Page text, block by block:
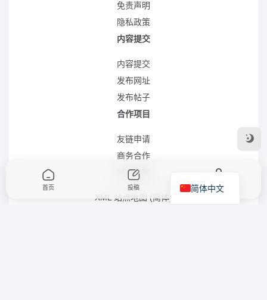
免责声明
隐私政策
内容提交
内容提交
发布网址
发布帖子
合作项目
友链申请
商务合作
站点地图
XML 站点地图 (简体)
首页 投稿 我的
简体中文